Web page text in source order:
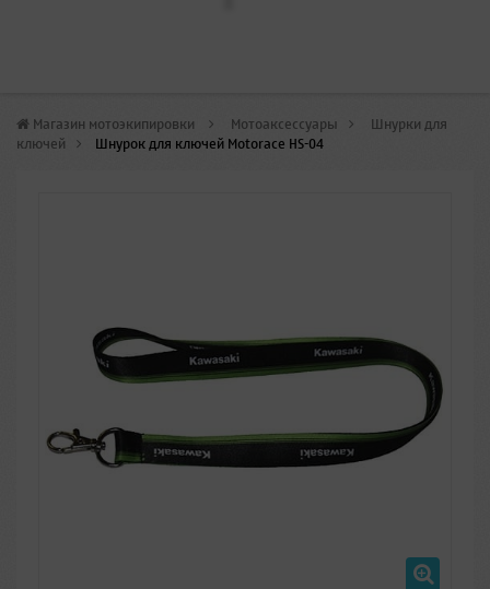
Магазин мотоэкипировки > Мотоаксессуары > Шнурки для
ключей > Шнурок для ключей Motorace HS-04